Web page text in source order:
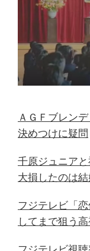
ＡＧＦブレン
決めつけに疑問
千原ジュニア
大損したのは
フジテレビ「
してまで狙う